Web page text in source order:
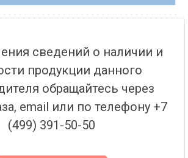
сведений о наличии и
продукции данного
обращайтесь через
email или по телефону +7
(499) 391-50-50